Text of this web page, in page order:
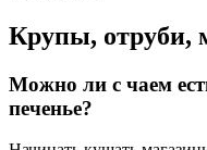
Крупы, отруби,
Можно ли с чаем
печенье?